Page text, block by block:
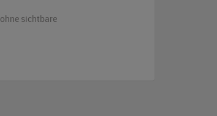
ohne sichtbare